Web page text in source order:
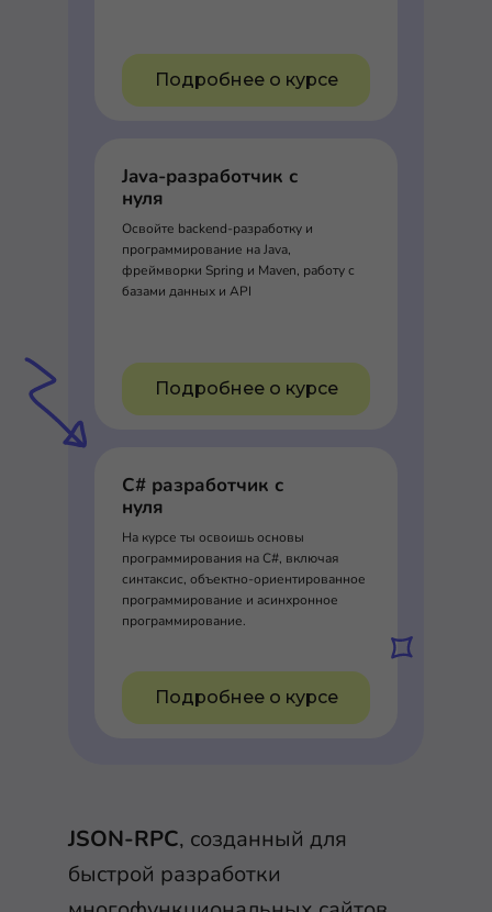
Подробнее о курсе
Java-разработчик с
нуля
Освойте backend-разработку и
программирование на Java,
фреймворки Spring и Maven, работу с
базами данных и API
Подробнее о курсе
C# разработчик с
нуля
На курсе ты освоишь основы
программирования на C#, включая
синтаксис, объектно-ориентированное
программирование и асинхронное
программирование.
Подробнее о курсе
JSON-RPC, созданный для
быстрой разработки